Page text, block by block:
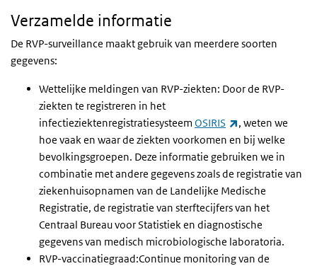
Verzamelde informatie
De RVP-surveillance maakt gebruik van meerdere soorten
gegevens:
Wettelijke meldingen van RVP-ziekten: Door de RVP-
ziekten te registreren in het
infectieziektenregistratiesysteem OSIRIS (externe link)
, weten we
hoe vaak en waar de ziekten voorkomen en bij welke
bevolkingsgroepen. Deze informatie gebruiken we in
combinatie met andere gegevens zoals de registratie van
ziekenhuisopnamen van de Landelijke Medische
Registratie, de registratie van sterftecijfers van het
Centraal Bureau voor Statistiek en diagnostische
gegevens van medisch microbiologische laboratoria.
RVP-vaccinatiegraad:Continue monitoring van de